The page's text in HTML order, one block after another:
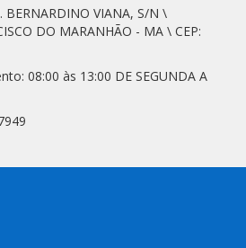
BERNARDINO VIANA, S/N \
DO MARANHÃO - MA \ CEP:
08:00 às 13:00 DE SEGUNDA A